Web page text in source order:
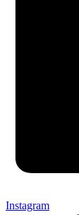
Instagram